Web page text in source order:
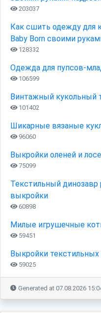
203037
Как сшить одежду для
Baby Born своими
128332
Одежда для пупсов-
106599
Винтажный кукольный
101402
Шикарные вязаные
96060
Выкройки оленей и
75099
Текстильный динозавр
выкройки
60898
Милые игрушечные
59451
Выкройки текстильных
59025
Generated at 07.08.2026